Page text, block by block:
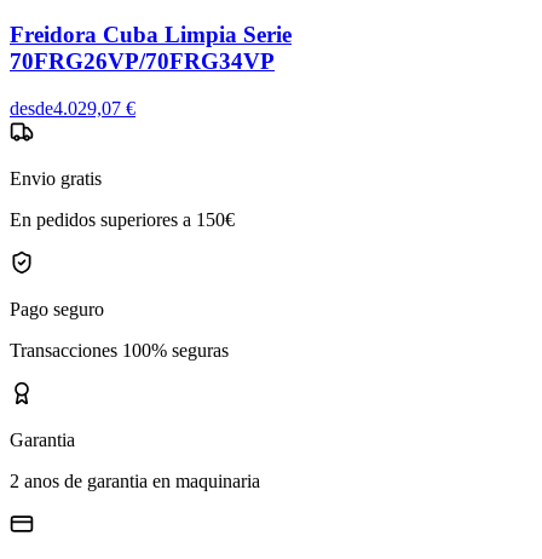
Freidora Cuba Limpia Serie
70FRG26VP/70FRG34VP
desde4.029,07 €
Envio gratis
En pedidos superiores a 150€
Pago seguro
Transacciones 100% seguras
Garantia
2 anos de garantia en maquinaria